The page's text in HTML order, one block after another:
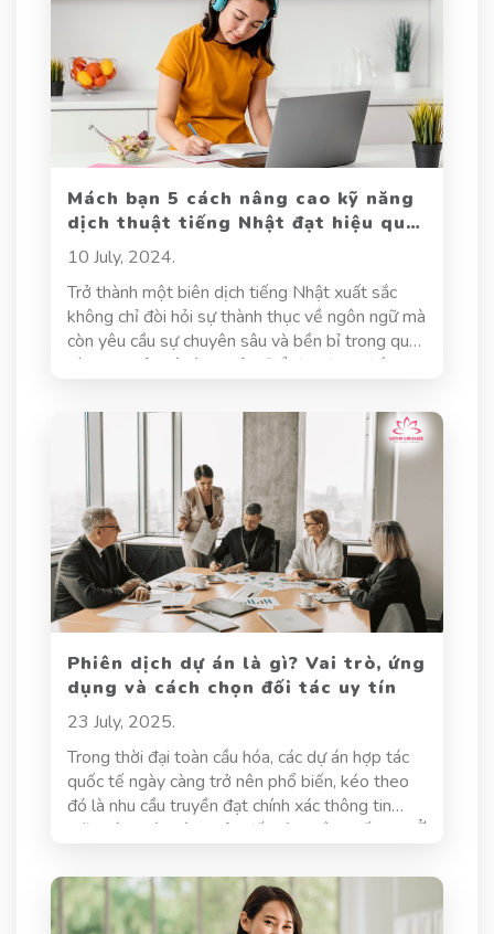
Mách bạn 5 cách nâng cao kỹ năng
dịch thuật tiếng Nhật đạt hiệu quả
cao
10 July, 2024.
Trở thành một biên dịch tiếng Nhật xuất sắc
không chỉ đòi hỏi sự thành thục về ngôn ngữ mà
còn yêu cầu sự chuyên sâu và bền bỉ trong quá
trình học tập và rèn luyện. Để đạt được điều
Nhật đòi hỏi bạn phải có một chiến lược rõ ràng
và hiệu quả.
Phiên dịch dự án là gì? Vai trò, ứng
dụng và cách chọn đối tác uy tín
23 July, 2025.
Trong thời đại toàn cầu hóa, các dự án hợp tác
quốc tế ngày càng trở nên phổ biến, kéo theo
đó là nhu cầu truyền đạt chính xác thông tin
giữa các nhóm làm việc đến từ nhiều quốc gia. Ở
quan trọng, đảm bảo sự hiểu đúng – làm đúng
giữa các bên tham gia.